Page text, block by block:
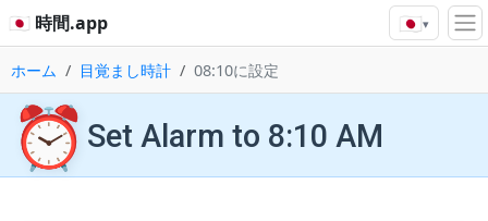
🇯🇵 時間.app 🇯🇵▾
ホーム 目覚まし時計 08:10に設定
⏰ Set Alarm to 8:10 AM